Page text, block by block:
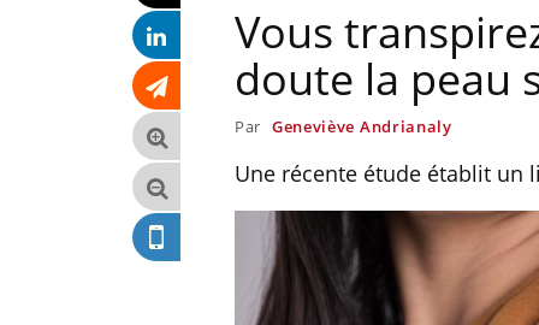
Vous
doute la peau
Par Geneviève Andrianaly
Une récente étude établit un